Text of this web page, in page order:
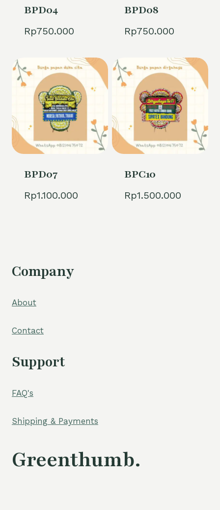
BPD04
Rp750.000
BPD08
Rp750.000
BPD07
Rp1.100.000
BPC10
Rp1.500.000
Company
About
Contact
Support
FAQ's
Shipping & Payments
Greenthumb.